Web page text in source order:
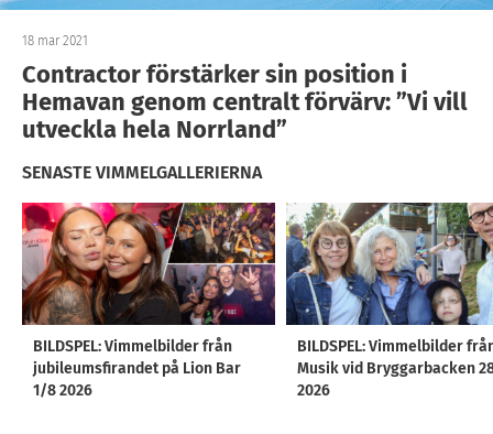
18 mar 2021
Contractor förstärker sin position i
Hemavan genom centralt förvärv: ”Vi vill
utveckla hela Norrland”
SENASTE VIMMELGALLERIERNA
BILDSPEL: Vimmelbilder från
jubileumsfirandet på Lion Bar
1/8 2026
BILDSPEL: Vimmelbilder
Musik vid Bryggarbacken
2026